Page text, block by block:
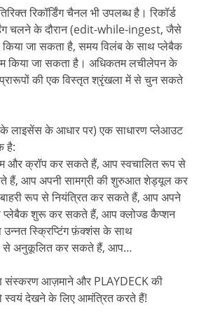
रिकॉर्डिंग चैनल भी उपलब्ध है। रिकॉर्ड
चलने के दौरान (edit-while-ingest, जैसे
किया जा सकता है, समय विलंब के साथ प्लेबैक
किया जा सकता है। अधिकतम लचीलेपन के
प्रारूपों की एक विस्तृत श्रृंखला में से चुन सकते
लाइसेंस के आधार पर) एक साधारण प्लेआउट
है:
और क्रॉप कर सकते हैं, आप स्वचालित रूप से
हैं, आप अपनी सामग्री की शुरुआत शेड्यूल कर
रूप से नियंत्रित कर सकते हैं, आप अपने
से प्लेबैक शुरू कर सकते हैं, आप क्लोज्ड कैप्शन
स्क्रिप्टिंग फ़ंक्शंस के साथ
से अनुकूलित कर सकते हैं, आप…
संस्करण आज़माने और PLAYDECK की
स्वयं देखने के लिए आमंत्रित करते हैं!